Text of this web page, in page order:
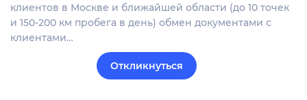
клиентов в Москве и ближайшей области (до 10 точек
и 150-200 км пробега в день) обмен документами с
клиентами…
Откликнуться